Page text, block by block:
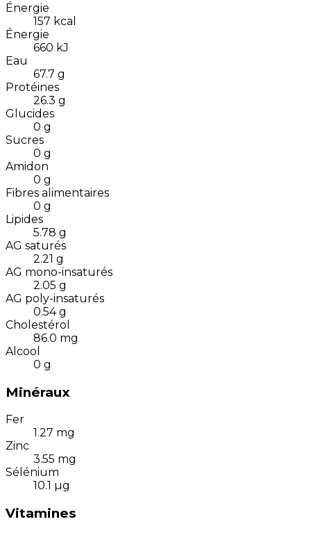
Énergie
157 kcal
Énergie
660 kJ
Eau
67.7 g
Protéines
26.3 g
Glucides
0 g
Sucres
0 g
Amidon
0 g
Fibres alimentaires
0 g
Lipides
5.78 g
AG saturés
2.21 g
AG mono-insaturés
2.05 g
AG poly-insaturés
0.54 g
Cholestérol
86.0 mg
Alcool
0 g
Minéraux
Fer
1.27 mg
Zinc
3.55 mg
Sélénium
10.1 µg
Vitamines